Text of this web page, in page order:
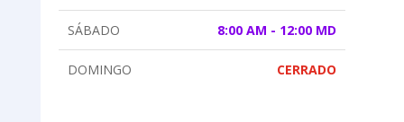
SÁBADO 8:00 AM - 12:00 MD
DOMINGO CERRADO